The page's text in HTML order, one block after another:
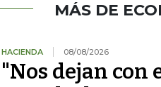
MÁS DE
HACIENDA 08/08/2026
"Nos dejan con